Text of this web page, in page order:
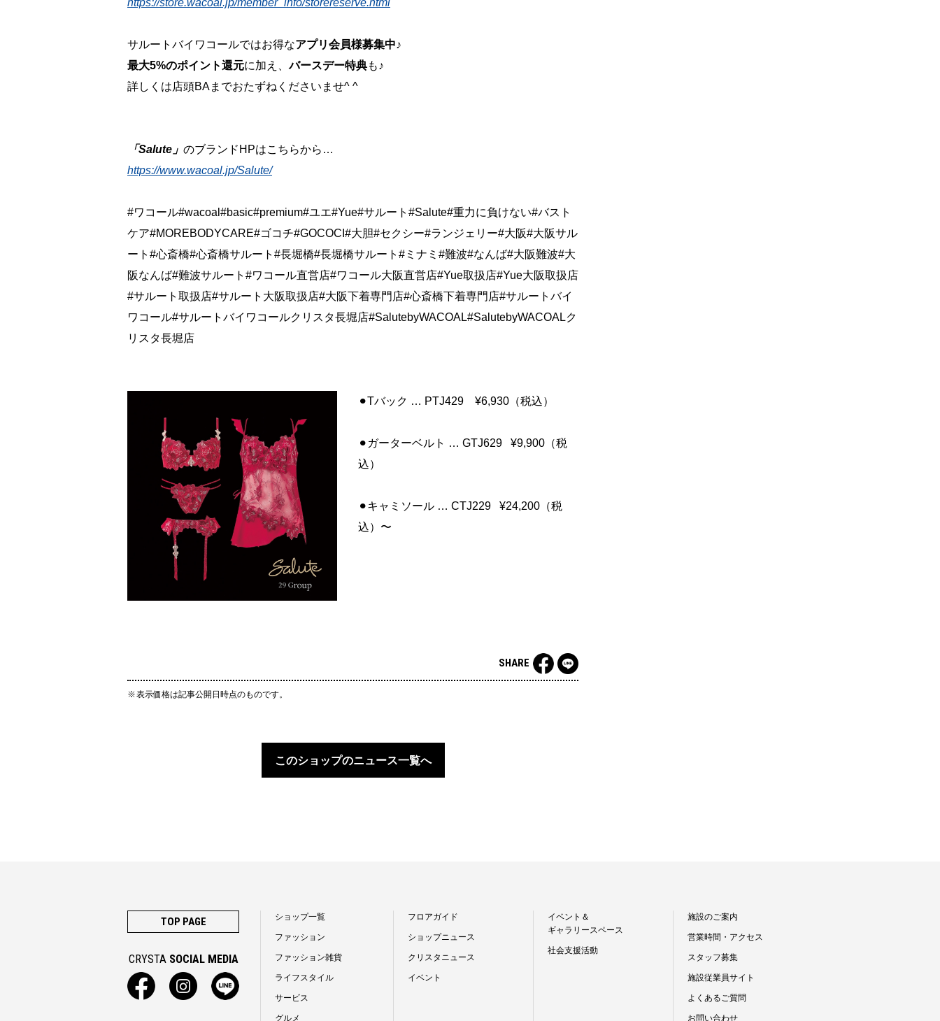
サルートバイワコールではお得なアプリ会員様募集中♪
最大5%のポイント還元に加え、バースデー特典も♪
詳しくは店頭BAまでおたずねくださいませ^ ^
「Salute」 のブランドHPはこちらから…
https://www.wacoal.jp/Salute/
#ワコール#wacoal#basic#premium#ユエ#Yue#サルート#Salute#重力に負けない#バスト
ケア#MOREBODYCARE#ゴコチ#GOCOCI#大胆#セクシー#ランジェリー#大阪#大阪サル
ート#心斎橋#心斎橋サルート#長堀橋#長堀橋サルート#ミナミ#難波#なんば#大阪難波#大
阪なんば#難波サルート#ワコール直営店#ワコール大阪直営店#Yue取扱店#Yue大阪取扱店
#サルート取扱店#サルート大阪取扱店#大阪下着専門店#心斎橋下着専門店#サルートバイ
ワコール#サルートバイワコールクリスタ長堀店#SalutebyWACOAL#SalutebyWACOALク
リスタ長堀店
⚫︎Tバック … PTJ429 ¥6,930（税込）
⚫︎ガーターベルト … GTJ629 ¥9,900（税
込）
⚫︎キャミソール … CTJ229 ¥24,200（税
込）〜
SHARE
表示価格は記事公開日時点のものです。
このショップのニュース一覧へ
TOP PAGE
CRYSTA SOCIAL MEDIA
ショップ一覧
ファッション
ファッション雑貨
ライフスタイル
サービス
グルメ
フロアガイド
ショップニュース
クリスタニュース
イベント
イベント＆
ギャラリースペース
社会支援活動
施設のご案内
営業時間・アクセス
スタッフ募集
施設従業員サイト
よくあるご質問
お問い合わせ